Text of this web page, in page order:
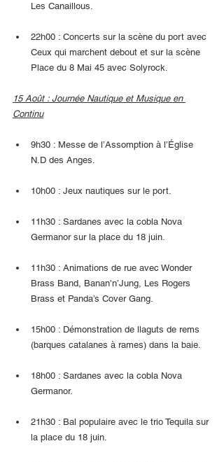
Les Canaillous.
22h00 : Concerts sur la scène du port avec
Ceux qui marchent debout et sur la scène
Place du 8 Mai 45 avec Solyrock.
15 Août : Journée Nautique et Musique en
Continu
9h30 : Messe de l’Assomption à l’Église
N.D des Anges.
10h00 : Jeux nautiques sur le port.
11h30 : Sardanes avec la cobla Nova
Germanor sur la place du 18 juin.
11h30 : Animations de rue avec Wonder
Brass Band, Banan’n’Jung, Les Rogers
Brass et Panda’s Cover Gang.
15h00 : Démonstration de llaguts de rems
(barques catalanes à rames) dans la baie.
18h00 : Sardanes avec la cobla Nova
Germanor.
21h30 : Bal populaire avec le trio Tequila sur
la place du 18 juin.